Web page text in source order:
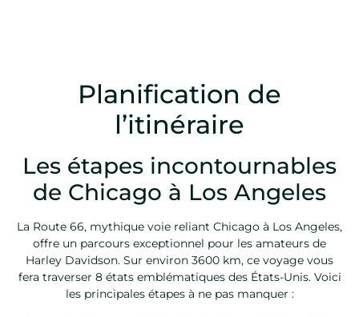
Planification de
l’itinéraire
Les étapes incontournables
de Chicago à Los Angeles
La Route 66, mythique voie reliant Chicago à Los Angeles,
offre un parcours exceptionnel pour les amateurs de
Harley Davidson. Sur environ 3600 km, ce voyage vous
fera traverser 8 états emblématiques des États-Unis. Voici
les principales étapes à ne pas manquer :